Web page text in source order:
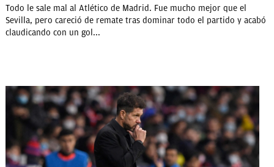
Todo le sale mal al Atlético de Madrid. Fue mucho mejor que el
Sevilla, pero careció de remate tras dominar todo el partido y acabó
claudicando con un gol...